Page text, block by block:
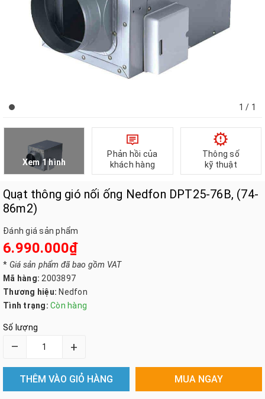
1 / 1
Xem 1 hình
Phản hồi của
khách hàng
Thông số
kỹ thuật
Quạt thông gió nối ống Nedfon DPT25-76B, (74-
86m2)
Đánh giá sản phẩm
6.990.000₫
* Giá sản phẩm đã bao gồm VAT
Mã hàng: 2003897
Thương hiệu: Nedfon
Tình trạng: Còn hàng
Số lượng
– +
THÊM VÀO GIỎ HÀNG MUA NGAY